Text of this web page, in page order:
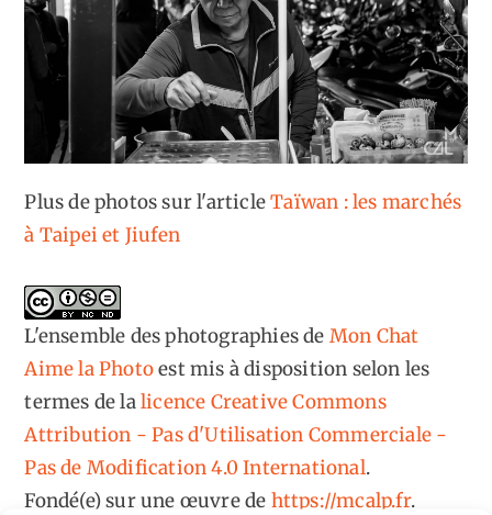
Plus de photos sur l'articleTaïwan : les marchés
à Taipei et Jiufen
L'ensemble des photographiesde Mon Chat
Aime la Photoest mis à disposition selon les
termes de lalicence Creative Commons
Attribution - Pas d'Utilisation Commerciale -
Pas de Modification 4.0 International.
Fondé(e) sur une œuvre de https://mcalp.fr.